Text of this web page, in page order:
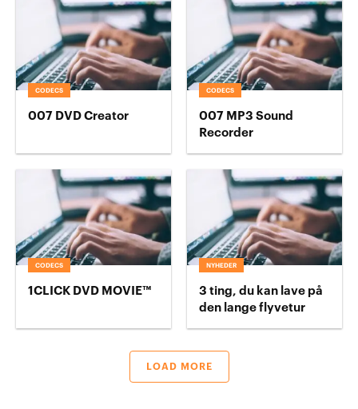
CODECS
007 DVD Creator
CODECS
007 MP3 Sound
Recorder
CODECS
1CLICK DVD MOVIE™
NYHEDER
3 ting, du kan lave på
den lange flyvetur
LOAD MORE